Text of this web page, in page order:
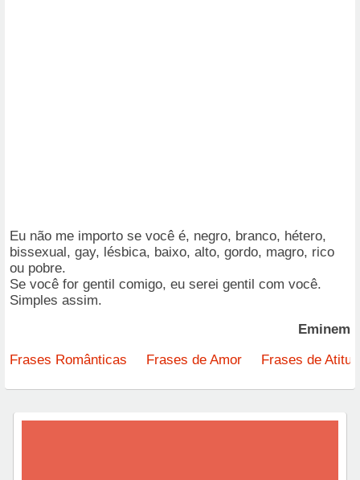
Eu não me importo se você é, negro, branco, hétero,
bissexual, gay, lésbica, baixo, alto, gordo, magro, rico
ou pobre.
Se você for gentil comigo, eu serei gentil com você.
Simples assim.
Eminem
Frases Românticas
Frases de Amor Frases de